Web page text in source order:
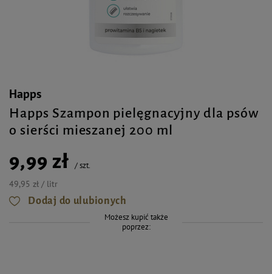
Happs
Happs Szampon pielęgnacyjny dla psów
o sierści mieszanej 200 ml
9,99 zł /szt.
49,95 zł / litr
Dodaj do ulubionych
Możesz kupić także
poprzez: